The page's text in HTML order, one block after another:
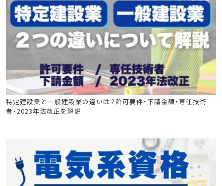
造園施工管理技士 建築施工管理技士
土木施工管理技士
電気工事施工管理技士
特定建設業と一般建設業の違いは？許可要件・下請金額・専任技術
者・2023年法改正を解説